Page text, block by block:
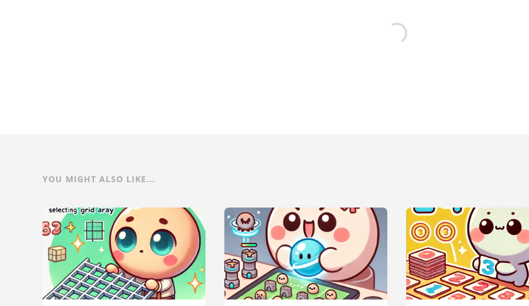
YOU MIGHT ALSO LIKE...